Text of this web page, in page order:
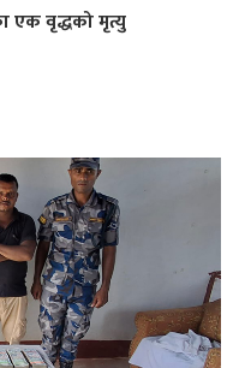
एक वृद्धको मृत्यु